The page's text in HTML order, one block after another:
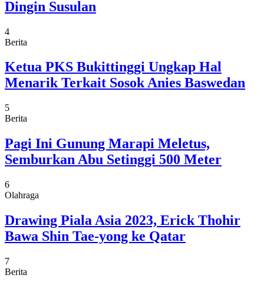
Dingin Susulan
4
Berita
Ketua PKS Bukittinggi Ungkap Hal
Menarik Terkait Sosok Anies Baswedan
5
Berita
Pagi Ini Gunung Marapi Meletus,
Semburkan Abu Setinggi 500 Meter
6
Olahraga
Drawing Piala Asia 2023, Erick Thohir
Bawa Shin Tae-yong ke Qatar
7
Berita